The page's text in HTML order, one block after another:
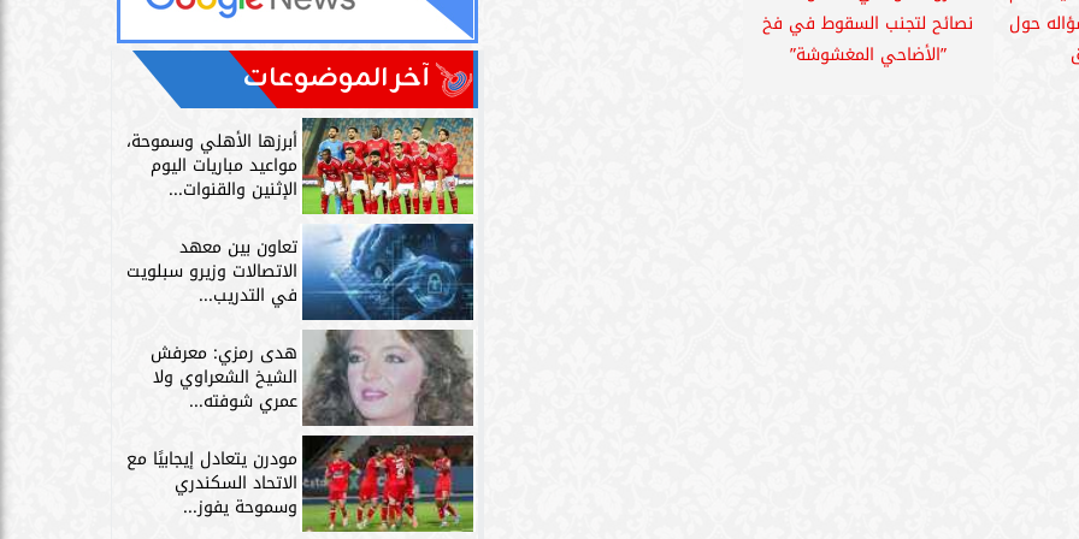
حول
نصائح لتجنب السقوط في فخ
”الأضاحي المغشوشة”
آخر الموضوعات
أبرزها الأهلي وسموحة،
مواعيد مباريات اليوم
الإثنين والقنوات...
تعاون بين معهد
الاتصالات وزيرو سبلويت
في التدريب...
هدى رمزي: معرفش
الشيخ الشعراوي ولا
عمري شوفته...
مودرن يتعادل إيجابيًا مع
الاتحاد السكندري
وسموحة يفوز...